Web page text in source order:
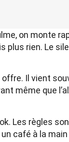
on monte
plus rien. Le
Il vient
même que
Les règles
café à la main